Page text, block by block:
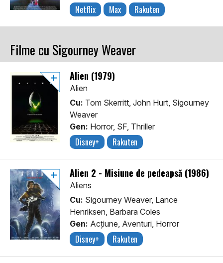
Netflix Max Rakuten
Filme cu Sigourney Weaver
Alien (1979)
Alien
Cu: Tom Skerritt, John Hurt, Sigourney
Weaver
Gen: Horror, SF, Thriller
Disney+ Rakuten
Alien 2 - Misiune de pedeapsă (1986)
Aliens
Cu: Sigourney Weaver, Lance
Henriksen, Barbara Coles
Gen: Acţiune, Aventuri, Horror
Disney+ Rakuten